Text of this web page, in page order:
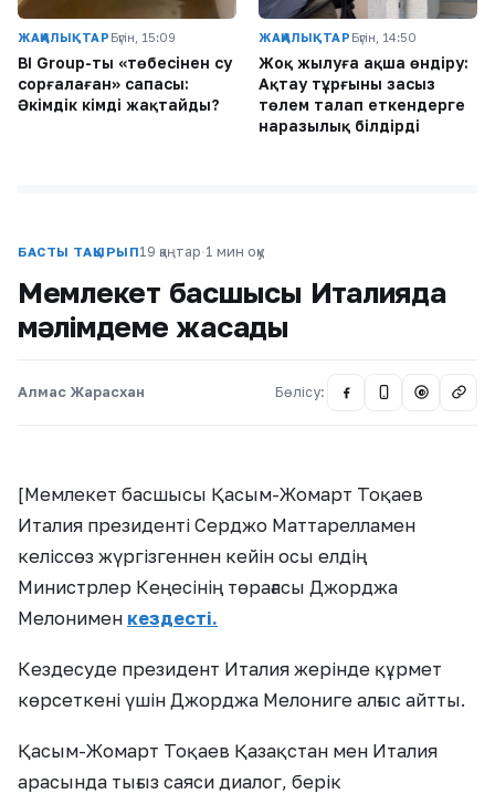
ЖАҢАЛЫҚТАР Бүгін, 15:09
BI Group-тың «төбесінен су
сорғалаған» сапасы:
Әкімдік кімді жақтайды?
ЖАҢАЛЫҚТАР Бүгін, 14:50
Жоқ жылуға ақша өндіру:
Ақтау тұрғыны заңсыз
төлем талап еткендерге
наразылық білдірді
БАСТЫ ТАҚЫРЫП19 қаңтар·1 мин оқу
Мемлекет басшысы Италияда
мәлімдеме жасады
Алмас Жарасхан Бөлісу: @
[Мемлекет басшысы Қасым-Жомарт Тоқаев
Италия президенті Серджо Маттарелламен
келіссөз жүргізгеннен кейін осы елдің
Министрлер Кеңесінің төрағасы Джорджа
Мелонимен кездесті.
Кездесуде президент Италия жерінде құрмет
көрсеткені үшін Джорджа Мелониге алғыс айтты.
Қасым-Жомарт Тоқаев Қазақстан мен Италия
арасында тығыз саяси диалог, берік